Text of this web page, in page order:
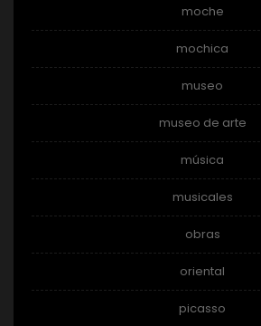
moche
mochica
museo
museo de arte
música
musicales
obras
oriental
picasso